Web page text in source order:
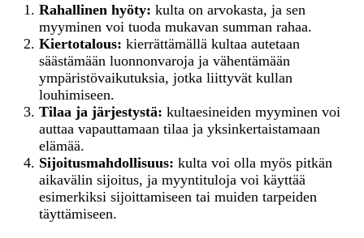
Rahallinen hyöty: kulta on arvokasta, ja sen
myyminen voi tuoda mukavan summan rahaa.
Kiertotalous: kierrättämällä kultaa autetaan
säästämään luonnonvaroja ja vähentämään
ympäristövaikutuksia, jotka liittyvät kullan
louhimiseen.
Tilaa ja järjestystä: kultaesineiden myyminen voi
auttaa vapauttamaan tilaa ja yksinkertaistamaan
elämää.
Sijoitusmahdollisuus: kulta voi olla myös pitkän
aikavälin sijoitus, ja myyntituloja voi käyttää
esimerkiksi sijoittamiseen tai muiden tarpeiden
täyttämiseen.